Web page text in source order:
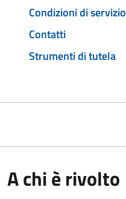
Condizioni di servizio
Contatti
Strumenti di tutela
A chi è rivolto